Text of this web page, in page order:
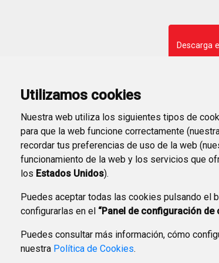
Utilizamos cookies
Nuestra web utiliza los siguientes tipos de
para que la web funcione correctamente
recordar tus preferencias de uso de la web
funcionamiento de la web y los servicios que
los Estados Unidos).
Puedes aceptar todas las cookies pulsando el
configurarlas en el “Panel de configuración de
Puedes consultar más información, cómo
nuestra Política de Cookies.
(PDF 29,4 KB)
Descarga